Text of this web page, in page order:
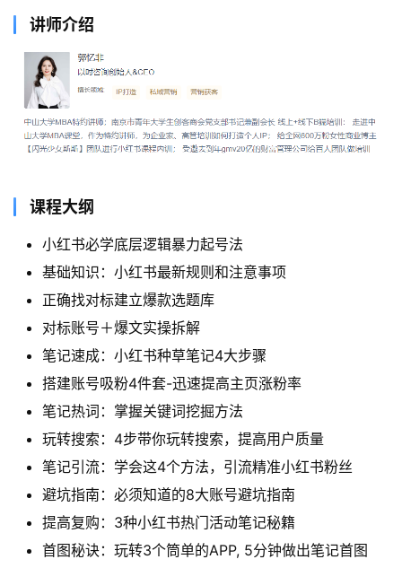
讲师介绍
课程大纲
小红书必学底层逻辑暴力起号法
基础知识：小红书最新规则和注意事项
正确找对标建立爆款选题库
对标账号＋爆文实操拆解
笔记速成：小红书种草笔记4大步骤
搭建账号吸粉4件套-迅速提高主页涨粉率
笔记热词：掌握关键词挖掘方法
玩转搜索：4步带你玩转搜索，提高用户质量
笔记引流：学会这4个方法，引流精准小红书粉丝
避坑指南：必须知道的8大账号避坑指南
提高复购：3种小红书热门活动笔记秘籍
首图秘诀：玩转3个筒单的APP, 5分钟做出笔记首图